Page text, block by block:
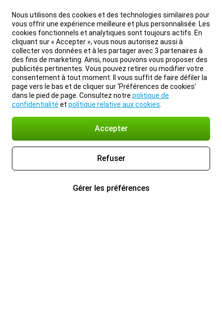
Nous utilisons des cookies et des technologies similaires pour
vous offrir une expérience meilleure et plus personnalisée. Les
cookies fonctionnels et analytiques sont toujours actifs. En
cliquant sur « Accepter », vous nous autorisez aussi à
collecter vos données et à les partager avec 3 partenaires à
des fins de marketing. Ainsi, nous pouvons vous proposer des
publicités pertinentes. Vous pouvez retirer ou modifier votre
consentement à tout moment. Il vous suffit de faire défiler la
page vers le bas et de cliquer sur ‘Préférences de cookies’
dans le pied de page. Consultez notre politique de
confidentialité et politique relative aux cookies
Accepter
Refuser
Gérer les préférences